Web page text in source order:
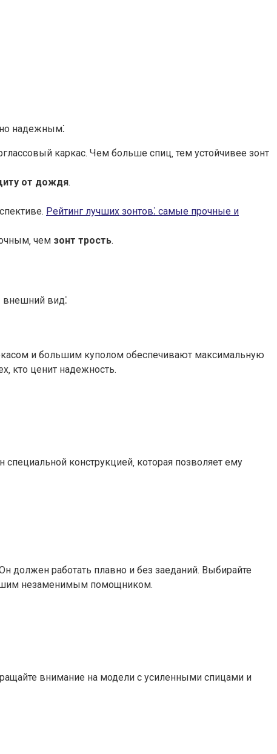
надежным⁚
каркас. Чем больше спиц‚ тем устойчивее зонт
от дождя.
Рейтинг лучших зонтов⁚ самые прочные и
чем зонт трость.
внешний вид⁚
и большим куполом обеспечивают максимальную
кто ценит надежность.
специальной конструкцией‚ которая позволяет ему
должен работать плавно и без заеданий. Выбирайте
незаменимым помощником.
внимание на модели с усиленными спицами и